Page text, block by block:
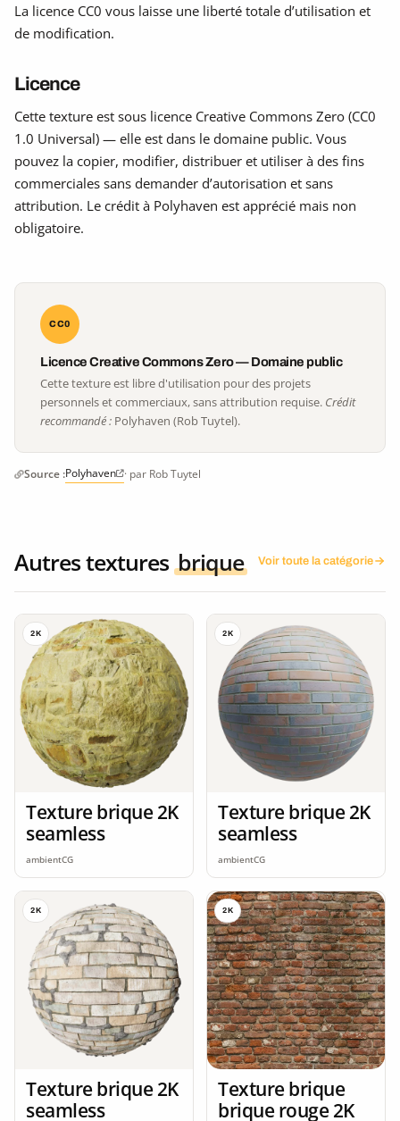
La licence CC0 vous laisse une liberté totale d’utilisation et
de modification.
Licence
Cette texture est sous licence Creative Commons Zero (CC0
1.0 Universal) — elle est dans le domaine public. Vous
pouvez la copier, modifier, distribuer et utiliser à des fins
commerciales sans demander d’autorisation et sans
attribution. Le crédit à Polyhaven est apprécié mais non
obligatoire.
CC0
Licence Creative Commons Zero — Domaine public
Cette texture est libre d'utilisation pour des projets
personnels et commerciaux, sans attribution requise. Crédit
recommandé : Polyhaven (Rob Tuytel).
Source :Polyhaven · par Rob Tuytel
Autres textures brique Voir toute la catégorie
2K
Texture brique 2K
seamless
ambientCG
2K
Texture brique 2K
seamless
ambientCG
2K
Texture brique 2K
seamless
2K
Texture brique
brique rouge 2K